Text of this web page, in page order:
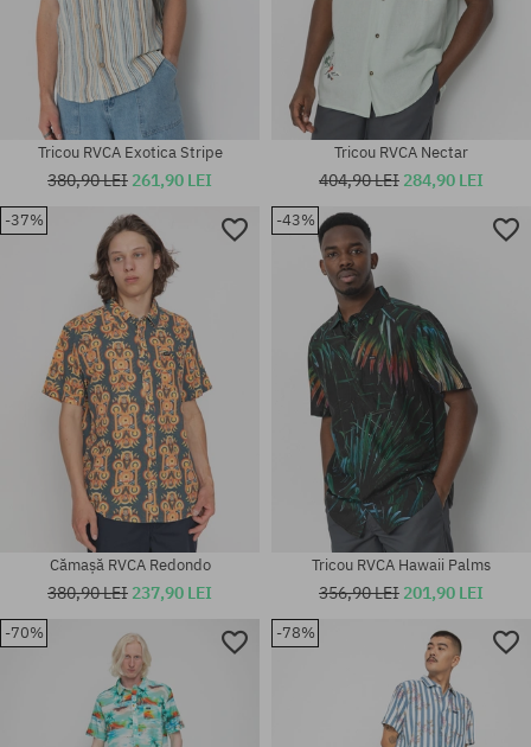
Mărimi existente:
Tricou RVCA Exotica Stripe
380,90 LEI 261,90 LEI
Tricou RVCA Nectar
404,90 LEI 284,90 LEI
-37%
Cămașă RVCA Redondo
380,90 LEI 237,90 LEI
-43%
Tricou RVCA Hawaii Palms
356,90 LEI 201,90 LEI
-70% -78%